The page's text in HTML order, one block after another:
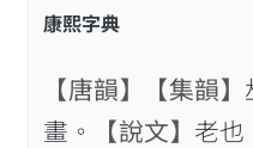
康熙字典
【唐韻】 【集韻】
畫。
【說文】 老也